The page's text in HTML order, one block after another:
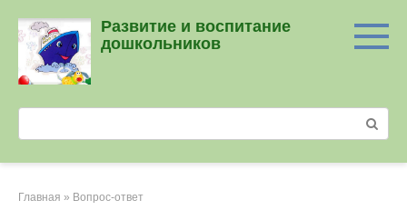
контенту
Развитие и воспитание
дошкольников
Главная » Вопрос-ответ